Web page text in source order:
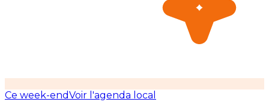
Ce week-endVoir l'agenda local